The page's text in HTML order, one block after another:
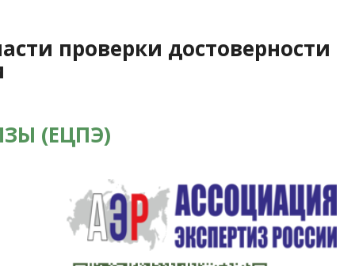
проверки достоверности
(ЕЦПЭ)